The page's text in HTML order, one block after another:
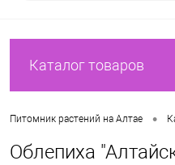
Каталог товаров
Питомник растений на Алтае •
Облепиха